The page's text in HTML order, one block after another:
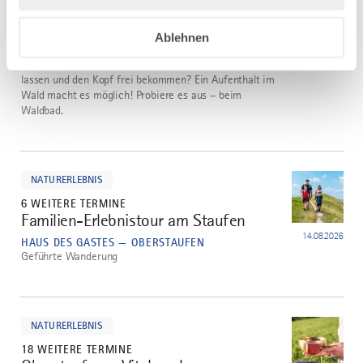
Ablehnen
OBERSTAUFEN — OBERSTAUFEN
lassen und den Kopf frei bekommen? Ein Aufenthalt im
Wald macht es möglich! Probiere es aus – beim
Waldbad.
NATURERLEBNIS
6 WEITERE TERMINE
2
Familien-Erlebnistour am Staufen
HAUS DES GASTES — OBERSTAUFEN 14.08.2026
Geführte Wanderung
NATURERLEBNIS
18 WEITERE TERMINE